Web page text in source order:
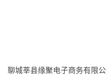
聊城莘县缘聚电子商务有限